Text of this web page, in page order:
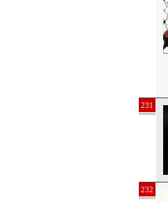
231
232